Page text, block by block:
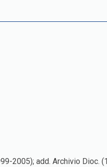
2005); add. Archivio Dioc.